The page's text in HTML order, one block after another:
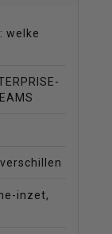
welke
inzet,